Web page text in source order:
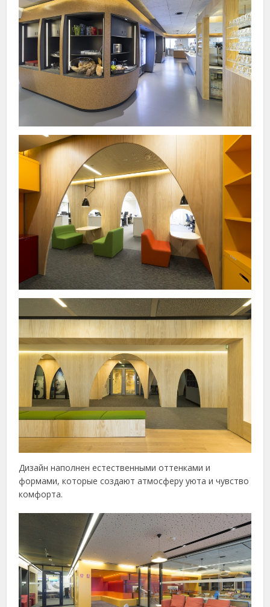
Дизайн наполнен естественными оттенками и
формами, которые создают атмосферу уюта и чувство
комфорта.